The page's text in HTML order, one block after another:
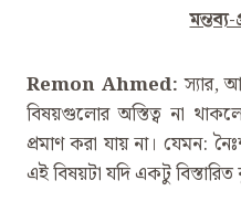
মন্তব্য-
Remon Ahmed: স্যার,
বিষয়গুলোর অস্তিত্ব না
প্রমাণ করা যায় না। যেমন:
এই বিষয়টা যদি একটু